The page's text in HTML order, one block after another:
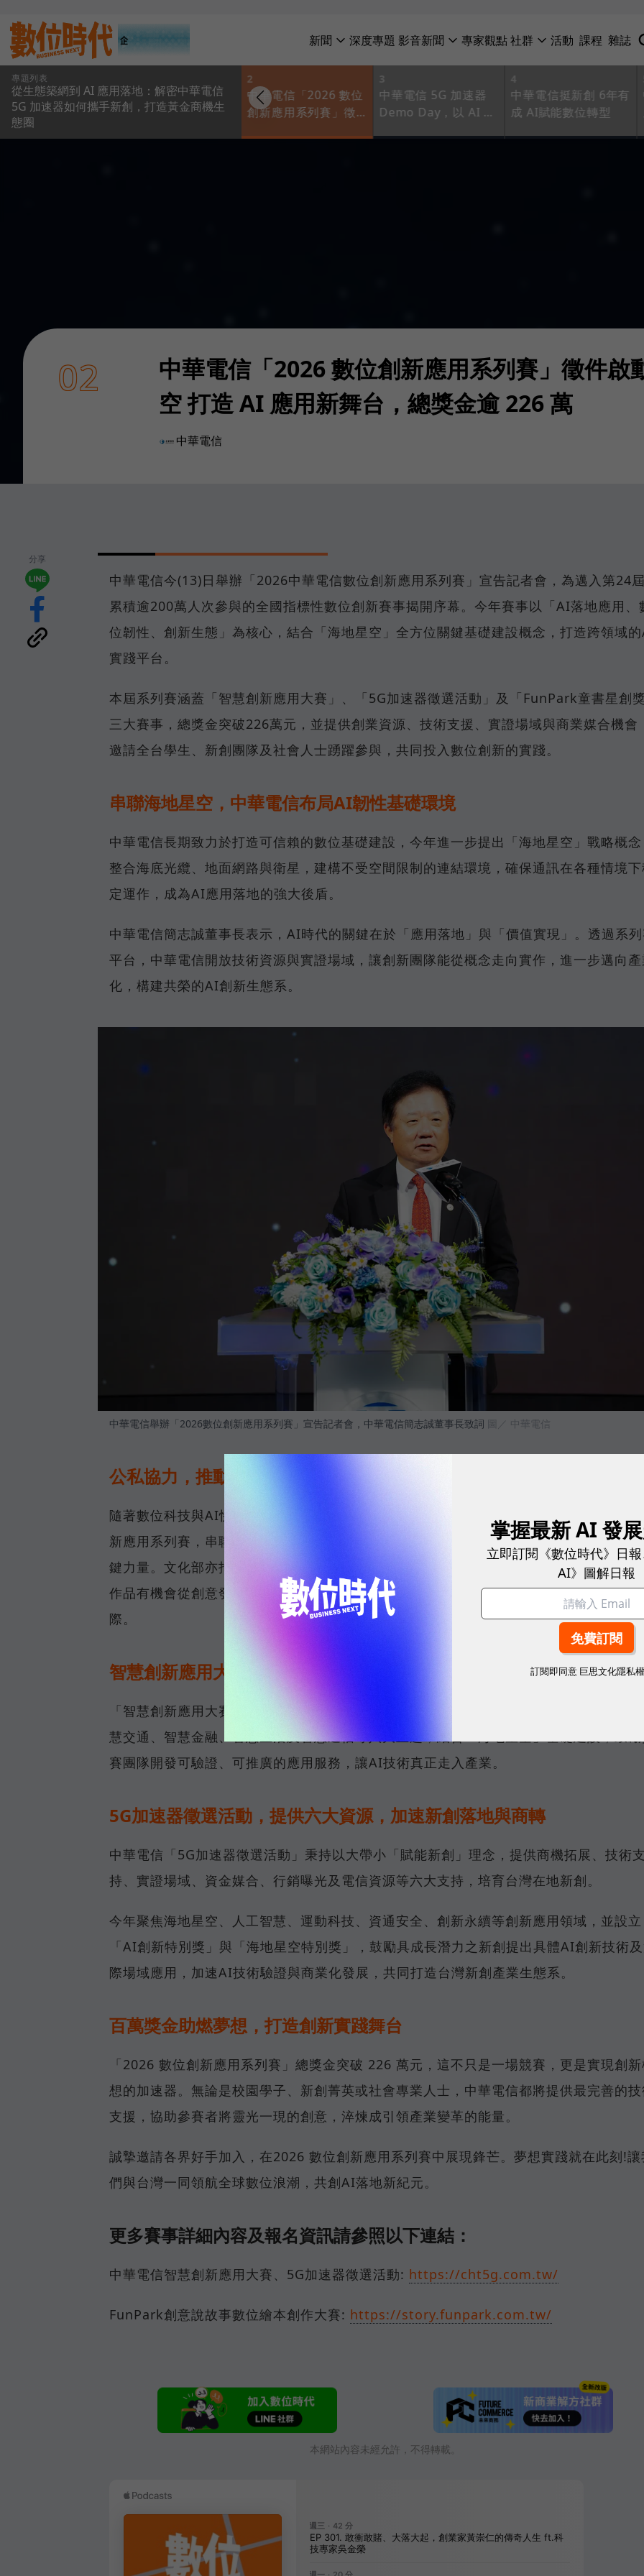
新聞 深度專題 影音新聞 專家觀點社群 活動 課程 雜誌
專題列表
從生態築網到 AI 應用落地：解密中華電信
5G 加速器如何攜手新創，打造黃金商機生
態圈
把技術變成實際訂
單！中華電信 5G加速
2
中華電信「2026 數位
創新應用系列賽」徵
3
中華電信 5G 加速器
Demo Day，以 AI 啟
4
中華電信挺新創 6年有
成 AI賦能數位轉型
02
中華電信「2026 數位創新應用系列賽」徵件啟
空 打造 AI 應用新舞台，總獎金逾 226 萬
中華電信
分享
中華電信今(13)日舉辦「2026中華電信數位創新應用系列賽」宣告記者會，為邁入第24屆
累積逾200萬人次參與的全國指標性數位創新賽事揭開序幕。今年賽事以「AI落地應用、
位韌性、創新生態」為核心，結合「海地星空」全方位關鍵基礎建設概念，打造跨領域
實踐平台。
本屆系列賽涵蓋「智慧創新應用大賽」、「5G加速器徵選活動」及「FunPark童書星創獎
三大賽事，總獎金突破226萬元，並提供創業資源、技術支援、實證場域與商業媒合機會
邀請全台學生、新創團隊及社會人士踴躍參與，共同投入數位創新的實踐。
串聯海地星空，中華電信布局AI韌性基礎環境
中華電信長期致力於打造可信賴的數位基礎建設，今年進一步提出「海地星空」戰略概念
整合海底光纜、地面網路與衛星，建構不受空間限制的連結環境，確保通訊在各種情境下
定運作，成為AI應用落地的強大後盾。
中華電信簡志誠董事長表示，AI時代的關鍵在於「應用落地」與「價值實現」。透過系
平台，中華電信開放技術資源與實證場域，讓創新團隊能從概念走向實作，進一步邁向產
化，構建共榮的AI創新生態系。
中華電信舉辦「2026數位創新應用系列賽」宣告記者會，中華電信簡志誠董事長致詞 圖／ 中華電信
公私協力，推動產業創新轉型與文化科技融合
隨著數位科技與AI快速發展，產業正面臨關鍵轉型。數位發展部表示，中華電信透過數位
新應用系列賽，串聯AI與5G場域，提供從概念到實作的完整平台，是推動數位產業轉型
鍵力量。文化部亦指出，透過「FunPark童書星創獎」持續深化數位繪本創作機制，讓原
作品有機會從創意發想走向出版與跨域應用，形成完整文化產業鏈，推動台灣內容走向國
際。
智慧創新應用大賽，聚焦八大主題，打造AI落地應用舞台
「智慧創新應用大賽」今年全面升級，聚焦智慧文化、智慧製造、智慧醫療、智慧環境、
慧交通、智慧金融、智慧生活及智慧通信等八大主題，結合「海地星空」基礎建設，鼓勵
賽團隊開發可驗證、可推廣的應用服務，讓AI技術真正走入產業。
5G加速器徵選活動，提供六大資源，加速新創落地與商轉
中華電信「5G加速器徵選活動」秉持以大帶小「賦能新創」理念，提供商機拓展、技術支
持、實證場域、資金媒合、行銷曝光及電信資源等六大支持，培育台灣在地新創。
今年聚焦海地星空、人工智慧、運動科技、資通安全、創新永續等創新應用領域，並設立
「AI創新特別獎」與「海地星空特別獎」，鼓勵具成長潛力之新創提出具體AI創新技術
際場域應用，加速AI技術驗證與商業化發展，共同打造台灣新創產業生態系。
百萬獎金助燃夢想，打造創新實踐舞台
「2026 數位創新應用系列賽」總獎金突破 226 萬元，這不只是一場競賽，更是實現創新
想的加速器。無論是校園學子、新創菁英或社會專業人士，中華電信都將提供最完善的技
支援，協助參賽者將靈光一現的創意，淬煉成引領產業變革的能量。
誠摯邀請各界好手加入，在2026 數位創新應用系列賽中展現鋒芒。夢想實踐就在此刻!讓
們與台灣一同領航全球數位浪潮，共創AI落地新紀元。
更多賽事詳細內容及報名資訊請參照以下連結：
中華電信智慧創新應用大賽、5G加速器徵選活動: https://cht5g.com.tw/
FunPark創意說故事數位繪本創作大賽: https://story.funpark.com.tw/
本網站內容未經允許，不得轉載。
掌握最新 AI 發展
立即訂閱《數位時代》日
AI》圖解日報
訂閱即同意 巨思文化隱私